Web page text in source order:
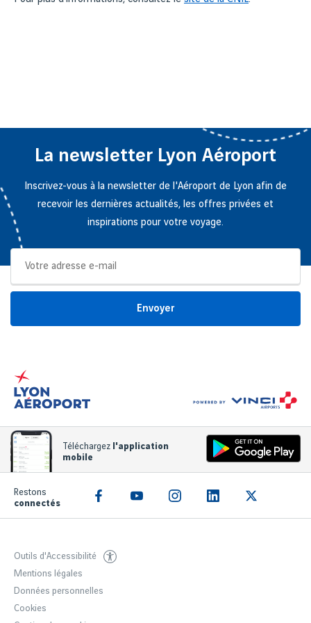
La newsletter Lyon Aéroport
Inscrivez-vous à la newsletter de l'Aéroport de Lyon afin de
recevoir les dernières actualités, les offres privées et
inspirations pour votre voyage.
Envoyer
Téléchargez l'application
mobile
Restons
connectés
Outils d'Accessibilité
Mentions légales
Données personnelles
Cookies